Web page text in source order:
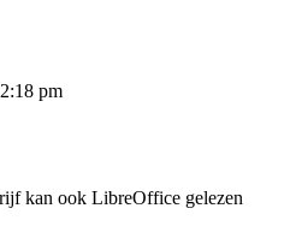
pm
kan ook LibreOffice gelezen